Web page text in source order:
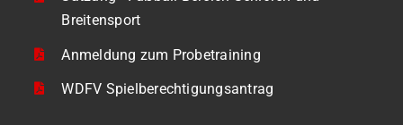
Breitensport
Anmeldung zum Probetraining
WDFV Spielberechtigungsantrag